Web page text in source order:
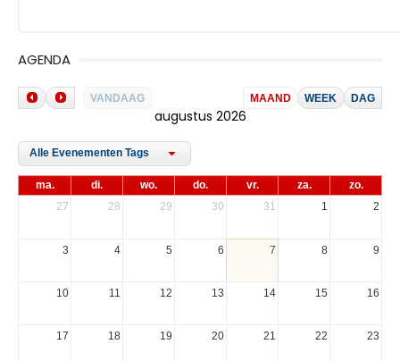
AGENDA
VANDAAG MAAND WEEK DAG
augustus 2026
Alle Evenementen Tags
ma. di. wo. do. vr. za.
zo.
27
28 29 30 31 1 2
3 4 5 6 7 8 9
10 11 12 13 14 15 16
17 18 19 20 21 22 23